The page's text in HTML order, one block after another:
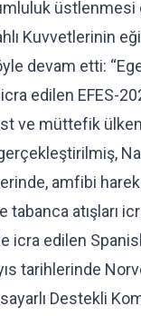
Kuvvetlerinin
devam etti:
edilen EFES-
ve müttefik
amfibi
tabanca atışları
icra edilen
tarihlerinde
Destekli